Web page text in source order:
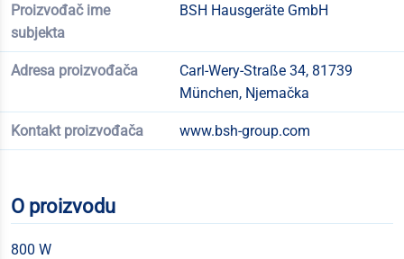
Proizvođač ime
subjekta
BSH Hausgeräte GmbH
Adresa proizvođača
Carl-Wery-Straße 34, 81739
München, Njemačka
Kontakt proizvođača www.bsh-group.com
O proizvodu
800 W